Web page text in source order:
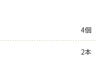
4個
2本